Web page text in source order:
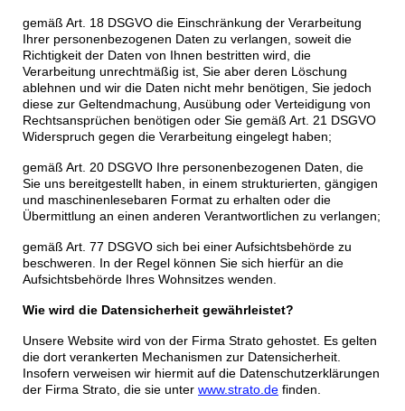
gemäß Art. 18 DSGVO die Einschränkung der Verarbeitung
Ihrer personenbezogenen Daten zu verlangen, soweit die
Richtigkeit der Daten von Ihnen bestritten wird, die
Verarbeitung unrechtmäßig ist, Sie aber deren Löschung
ablehnen und wir die Daten nicht mehr benötigen, Sie jedoch
diese zur Geltendmachung, Ausübung oder Verteidigung von
Rechtsansprüchen benötigen oder Sie gemäß Art. 21 DSGVO
Widerspruch gegen die Verarbeitung eingelegt haben;
gemäß Art. 20 DSGVO Ihre personenbezogenen Daten, die
Sie uns bereitgestellt haben, in einem strukturierten, gängigen
und maschinenlesebaren Format zu erhalten oder die
Übermittlung an einen anderen Verantwortlichen zu verlangen;
gemäß Art. 77 DSGVO sich bei einer Aufsichtsbehörde zu
beschweren. In der Regel können Sie sich hierfür an die
Aufsichtsbehörde Ihres Wohnsitzes wenden.
Wie wird die Datensicherheit gewährleistet?
Unsere Website wird von der Firma Strato gehostet. Es gelten
die dort verankerten Mechanismen zur Datensicherheit.
Insofern verweisen wir hiermit auf die Datenschutzerklärungen
der Firma Strato, die sie unter www.strato.de finden.